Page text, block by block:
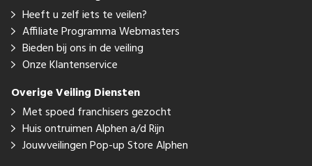
Heeft u zelf iets te veilen?
Affiliate Programma Webmasters
Bieden bij ons in de veiling
Onze Klantenservice
Overige Veiling Diensten
Met spoed franchisers gezocht
Huis ontruimen Alphen a/d Rijn
Jouwveilingen Pop-up Store Alphen